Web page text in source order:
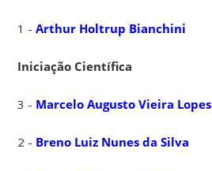
1 -Arthur Holtrup Bianchini
Iniciação Científica
3 - Marcelo Augusto Vieira Lopes
2 - Breno Luiz Nunes da Silva